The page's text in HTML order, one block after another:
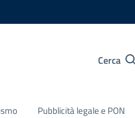
Cerca
Pubblicità legale e PON